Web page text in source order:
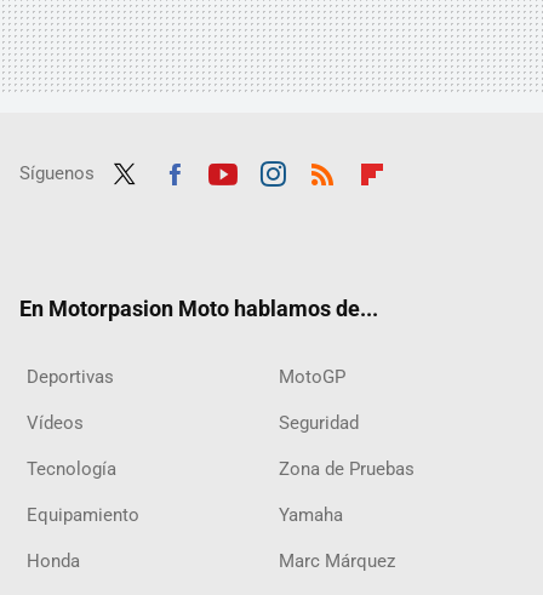
Síguenos
En Motorpasion Moto hablamos de...
Deportivas MotoGP
Vídeos Seguridad
Tecnología Zona de Pruebas
Equipamiento Yamaha
Honda Marc Márquez